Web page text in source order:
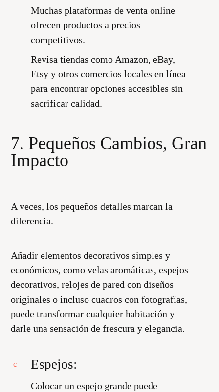
Muchas plataformas de venta online
ofrecen productos a precios
competitivos.
Revisa tiendas como Amazon, eBay,
Etsy y otros comercios locales en línea
para encontrar opciones accesibles sin
sacrificar calidad.
7. Pequeños Cambios, Gran
Impacto
A veces, los pequeños detalles marcan la
diferencia.
Añadir elementos decorativos simples y
económicos, como velas aromáticas, espejos
decorativos, relojes de pared con diseños
originales o incluso cuadros con fotografías,
puede transformar cualquier habitación y
darle una sensación de frescura y elegancia.
Espejos:
Colocar un espejo grande puede